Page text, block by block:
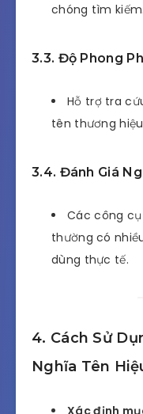
chóng tìm kiếm.
3.3. Độ Phong
Hỗ trợ tra
tên thương
3.4. Đánh Giá
Các công
thường có
dùng thực tế.
4. Cách Sử
Nghĩa Tên
Xác định